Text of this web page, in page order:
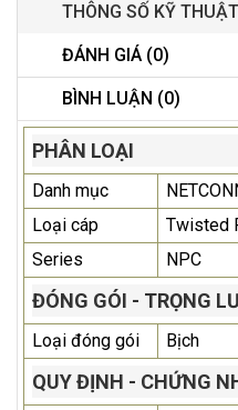
THÔNG SỐ KỸ THUẬT
ĐÁNH GIÁ (0)
BÌNH LUẬN (0)
PHÂN LOẠI
Danh mục
Loại cáp
Twisted
Series
NPC
ĐÓNG GÓI - TRỌNG
Loại đóng gói Bịch
QUY ĐỊNH - CHỨNG